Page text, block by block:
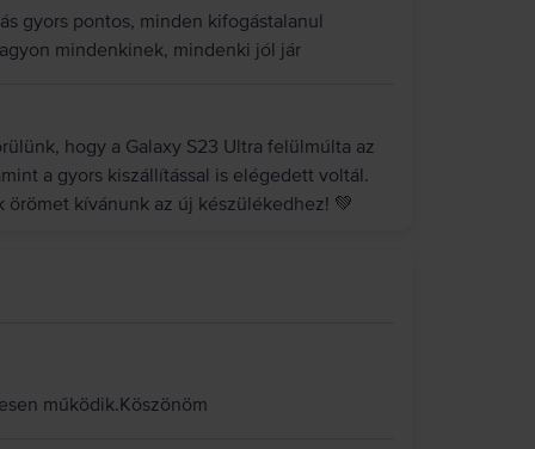
gyors pontos, minden kifogástalanul
mindenkinek, mindenki jól jár
hogy a Galaxy S23 Ultra felülmúlta az
a gyors kiszállítással is elégedett voltál.
örömet kívánunk az új készülékedhez! 💚
működik.Köszönöm